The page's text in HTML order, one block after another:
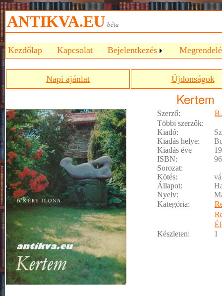
ANTIKVA.EU béta
Kezdőlap Kapcsolat Bejelentkezés
Napi ajánlat Újdonságok
Kertem
Szerző:
Többi szerzők:
Kiadó:
Kiadás helye:
Kiadás éve
ISBN:
Sorozat:
Kötés:
Állapot:
Nyelv:
Kategória:
Készleten:
1